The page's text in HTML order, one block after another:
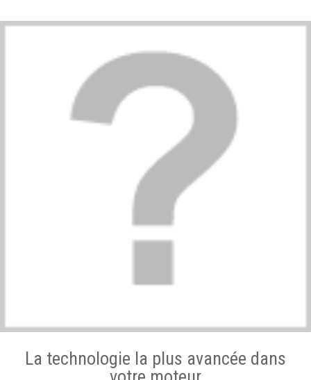
La technologie la plus avancée dans